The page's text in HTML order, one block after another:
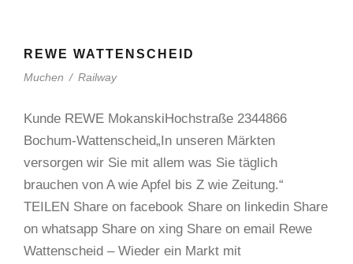
REWE WATTENSCHEID
Muchen / Railway
Kunde REWE MokanskiHochstraße 2344866
Bochum-Wattenscheid„In unseren Märkten
versorgen wir Sie mit allem was Sie täglich
brauchen von A wie Apfel bis Z wie Zeitung.“
TEILEN Share on facebook Share on linkedin Share
on whatsapp Share on xing Share on email Rewe
Wattenscheid – Wieder ein Markt mit